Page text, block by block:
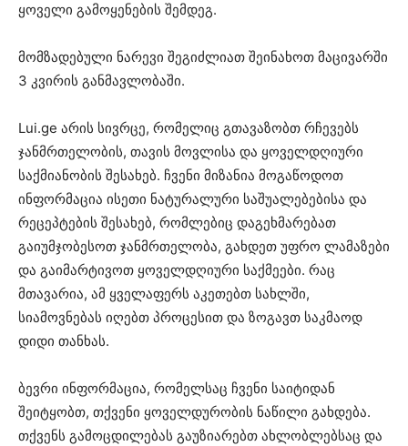
ყოველი გამოყენების შემდეგ.
მომზადებული ნარევი შეგიძლიათ შეინახოთ მაცივარში
3 კვირის განმავლობაში.
Lui.ge არის სივრცე, რომელიც გთავაზობთ რჩევებს
ჯანმრთელობის, თავის მოვლისა და ყოველდღიური
საქმიანობის შესახებ. ჩვენი მიზანია მოგაწოდოთ
ინფორმაცია ისეთი ნატურალური საშუალებებისა და
რეცეპტების შესახებ, რომლებიც დაგეხმარებათ
გაიუმჯობესოთ ჯანმრთელობა, გახდეთ უფრო ლამაზები
და გაიმარტივოთ ყოველდღიური საქმეები. რაც
მთავარია, ამ ყველაფერს აკეთებთ სახლში,
სიამოვნებას იღებთ პროცესით და ზოგავთ საკმაოდ
დიდი თანხას.
ბევრი ინფორმაცია, რომელსაც ჩვენი საიტიდან
შეიტყობთ, თქვენი ყოველდურობის ნაწილი გახდება.
თქვენს გამოცდილებას გაუზიარებთ ახლობლებსაც და